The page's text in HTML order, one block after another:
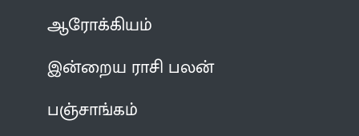
ஆரோக்கியம்
இன்றைய ராசி பலன்
பஞ்சாங்கம்